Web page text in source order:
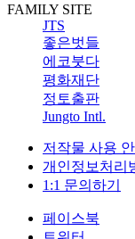
FAMILY SITE
JTS
좋은벗들
에코붓다
평화재단
정토출판
Jungto Intl.
저작물 사용
개인정보처리
1:1 문의하기
페이스북